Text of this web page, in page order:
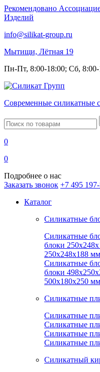
Рекомендовано
Изделий
info@silikat-group.ru
Мытищи, Лётная 19
Пн-Пт, 8:00-18:00; Сб, 8:00-
Современные силикатные
Введите
запрос
0
0
Подробнее о нас
Заказать звонок +7 495
Каталог
Силикатные
Силикатные
блоки
250x248x188 мм
Силикатные
блоки
500x180x250 мм
Силикатные
Силикатные
Силикатные
Силикатные
Силикатные
Силикатный